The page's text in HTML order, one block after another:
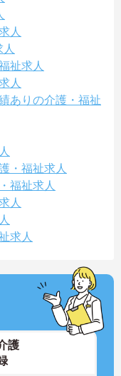
人
祉求人
人
ありの介護・福祉
・福祉求人
福祉求人
人
求人
護